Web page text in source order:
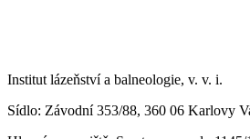
Institut lázeňství a balneologie, v. v. i.
Sídlo: Závodní 353/88, 360 06 Karlovy